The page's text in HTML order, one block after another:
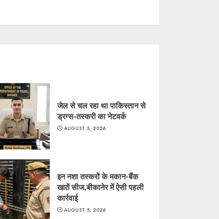
जेल से चल रहा था पाकिस्तान से
ड्रग्स-तस्करी का नेटवर्क
AUGUST 5, 2026
इन नशा तस्करों के मकान-बैंक
खातें सीज,बीकानेर में ऐसी पहली
कार्रवाई
AUGUST 5, 2026